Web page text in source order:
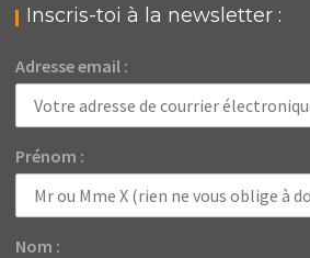
Inscris-toi à la newsletter :
Adresse email :
Prénom :
Nom :